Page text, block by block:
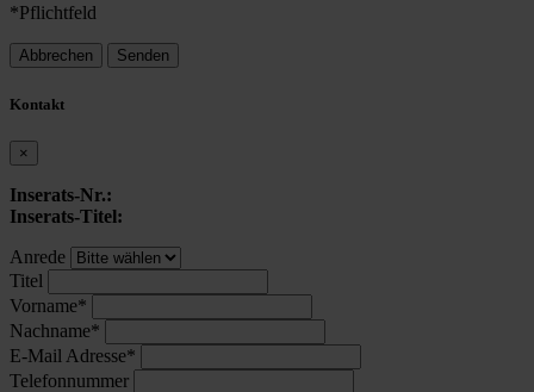
*Pflichtfeld
Abbrechen Senden
Kontakt
×
Inserats-Nr.:
Inserats-Titel:
Anrede
Titel
Vorname*
Nachname*
E-Mail Adresse*
Telefonnummer